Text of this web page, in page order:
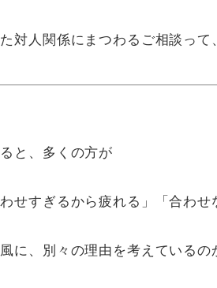
対人関係にまつわるご相談っ
と、多くの方が
わせすぎるから疲れる」「合わ
に、別々の理由を考えている